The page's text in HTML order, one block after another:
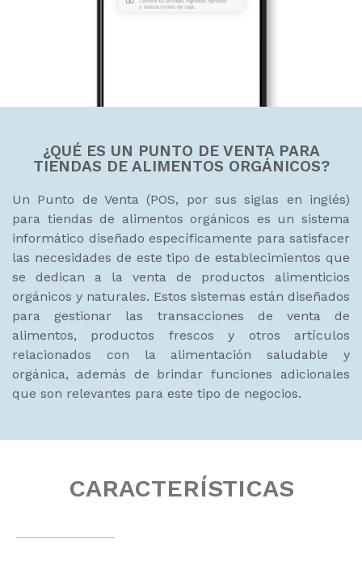
¿QUÉ ES UN PUNTO DE VENTA PARA
TIENDAS DE ALIMENTOS ORGÁNICOS?
Un Punto de Venta (POS, por sus siglas en inglés)
para tiendas de alimentos orgánicos es un sistema
informático diseñado específicamente para satisfacer
las necesidades de este tipo de establecimientos que
se dedican a la venta de productos alimenticios
orgánicos y naturales. Estos sistemas están diseñados
para gestionar las transacciones de venta de
alimentos, productos frescos y otros artículos
relacionados con la alimentación saludable y
orgánica, además de brindar funciones adicionales
que son relevantes para este tipo de negocios.
CARACTERÍSTICAS